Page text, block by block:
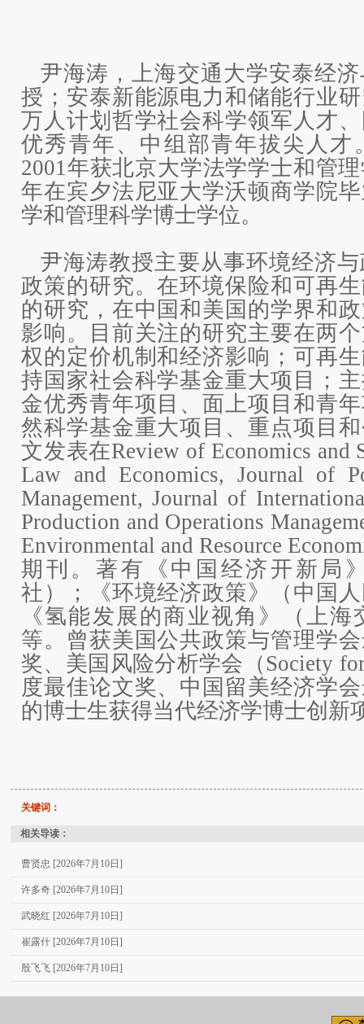
尹海涛，上海交通大学安泰经
授；安泰新能源电力和储能行业
万人计划哲学社会科学领军人才
优秀青年、中组部青年拔尖人才
2001年获北京大学法学学士和管
年在宾夕法尼亚大学沃顿商学院
学和管理科学博士学位。
尹海涛教授主要从事环境经济
政策的研究。在环境保险和可再
的研究，在中国和美国的学界和
影响。目前关注的研究主要在两
权的定价机制和经济影响；可再
持国家社会科学基金重大项目；
金优秀青年项目、面上项目和青
然科学基金重大项目、重点项目
文发表在Review of Economics and
Law and Economics, Journal of
Management, Journal of
Production and Operations
Environmental and Resource
期刊。著有《中国经济开新局
社）；《环境经济政策》（中国
《氢能发展的商业视角》（上
等。曾获美国公共政策与管理学
奖、美国风险分析学会（Society
度最佳论文奖、中国留美经济学
的博士生获得当代经济学博士创新
关键词：
相关导读：
曹贤忠 [2026年7月10日]
许多奇 [2026年7月10日]
武晓红 [2026年7月10日]
崔露什 [2026年7月10日]
殷飞飞 [2026年7月10日]